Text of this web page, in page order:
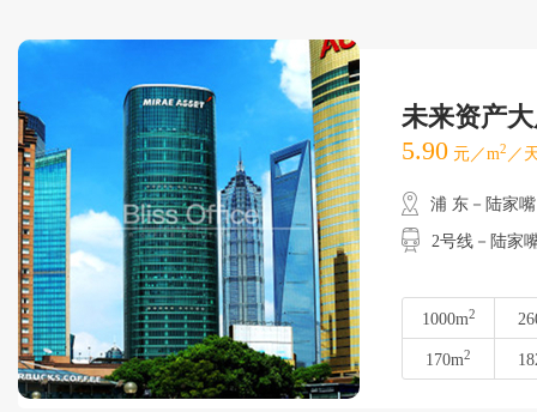
未来资产
5.90 元／m2 ／
浦 东－陆家嘴
2号线－陆家
1000m2
170m2